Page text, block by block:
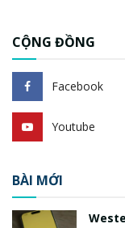
CỘNG ĐỒNG
Facebook
Youtube
BÀI MỚI